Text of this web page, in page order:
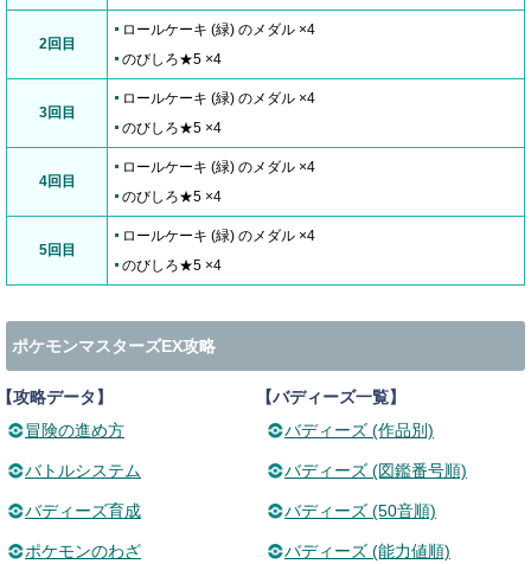
2回目
ロールケーキ (緑) のメダル ×4
のびしろ★5 ×4
3回目
ロールケーキ (緑) のメダル ×4
のびしろ★5 ×4
4回目
ロールケーキ (緑) のメダル ×4
のびしろ★5 ×4
5回目
ロールケーキ (緑) のメダル ×4
のびしろ★5 ×4
ポケモンマスターズEX攻略
攻略データ】
冒険の進め方
バトルシステム
バディーズ育成
ポケモンのわざ
【バディーズ一覧】
バディーズ (作品別)
バディーズ (図鑑番号順)
バディーズ (50音順)
バディーズ (能力値順)